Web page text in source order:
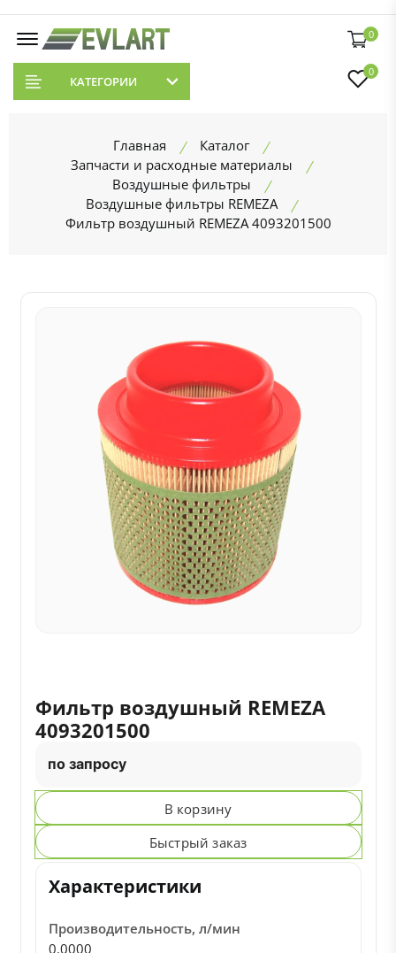
0
КАТЕГОРИИ
0
Главная
Каталог
Запчасти и расходные материалы
Воздушные фильтры
Воздушные фильтры REMEZA
Фильтр воздушный REMEZA 4093201500
Фильтр воздушный REMEZA
4093201500
по запросу
В корзину
Быстрый заказ
Характеристики
Производительность, л/мин
0.0000